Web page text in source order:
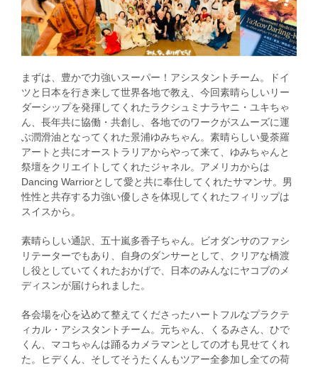
まずは、豊かで力強いスーパー！アシスタントチーム。ドイ
ツと日本を行き来して世界各地で教え、今回素晴らしいリー
ダーシップを発揮してくれたラクシュミナラヤニ・ユキちゃ
ん、長年共に協働・共創し、各地でのワークがスムーズに運
ぶ潤滑油となってくれた景浦ゆみちゃん。素晴らしい曼荼羅
アートと共にオーストラリアからやって来て、ゆみちゃんと
祭壇をクリエイトしてくれたジャネル。アメリカからは
Dancing Warriorとして愛と共に奉仕してくれたサマンサ。男
性性と共存する力強い優しさを体現してくれたフィリップは
スイスから。
素晴らしい通訳、五十嵐多香子ちゃん。ビオダンサのファシ
リテーターでもあり、自身のダンサーとして、クリアな橋渡
し役としていてくれたおかげで、日本のみんなにヤコブのメ
ディスンが届けられました。
各会場を心を込めて整えてくださったハートフルなプラクテ
ィカル・アシスタントチーム。元ちゃん、くるみさん、ひで
くん、マコちゃんは踊るカメラマンとしての才も見せてくれ
た。ヒデくん、そしてそうたくんもツアー全参加し全ての荷